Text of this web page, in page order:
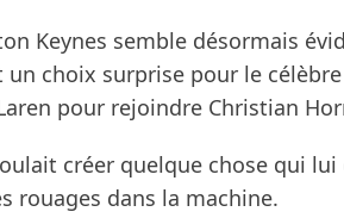
Keynes semble désormais
un choix surprise pour le
pour rejoindre Christian
créer quelque chose qui
rouages dans la machine.